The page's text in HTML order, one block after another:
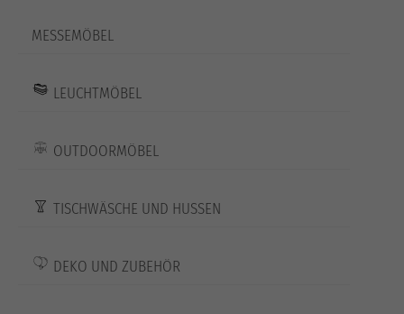
MESSEMÖBEL
LEUCHTMÖBEL
OUTDOORMÖBEL
TISCHWÄSCHE UND HUSSEN
DEKO UND ZUBEHÖR